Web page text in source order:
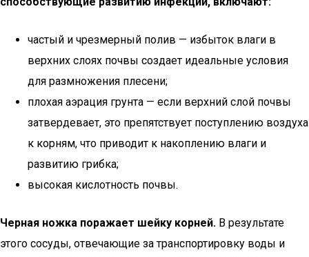
частый и чрезмерный полив — избыток влаги в
верхних слоях почвы создает идеальные условия
для размножения плесени;
плохая аэрация грунта — если верхний слой почвы
затвердевает, это препятствует поступлению воздуха
к корням, что приводит к накоплению влаги и
развитию грибка;
высокая кислотность почвы.
Черная ножка поражает шейку корней. В результате
этого сосуды, отвечающие за транспортировку воды и